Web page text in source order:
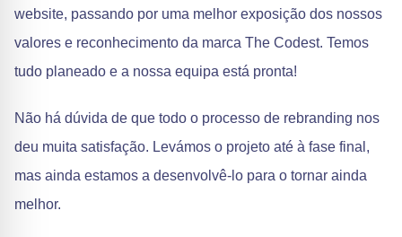
website, passando por uma melhor exposição dos nossos
valores e reconhecimento da marca The Codest. Temos
tudo planeado e a nossa equipa está pronta!
Não há dúvida de que todo o processo de rebranding nos
deu muita satisfação. Levámos o projeto até à fase final,
mas ainda estamos a desenvolvê-lo para o tornar ainda
melhor.